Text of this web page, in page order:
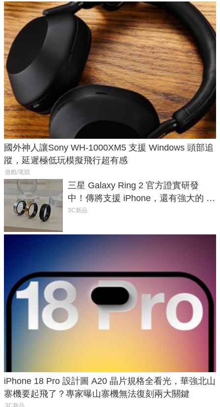
國外神人讓Sony WH-1000XM5 支援 Windows 頭部追
蹤，延遲極低玩模擬飛行超有感
遊戲/電競
三星 Galaxy Ring 2 官方證實研發
中！傳將支援 iPhone，還有強大的 AI
與智慧家電連動功能
3C新品
iPhone 18 Pro 設計圖 A20 晶片規格全看光，華強北山
寨機要起飛了？專家曝山寨機無法復刻兩大關鍵
3C新品